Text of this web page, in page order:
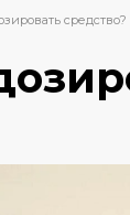
средство?